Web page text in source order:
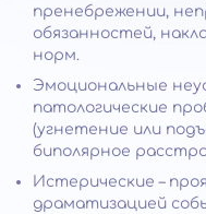
пренебрежении,
обязанностей,
норм.
Эмоциональные
патологические
(угнетение или
биполярное
Истерические –
драматизацией